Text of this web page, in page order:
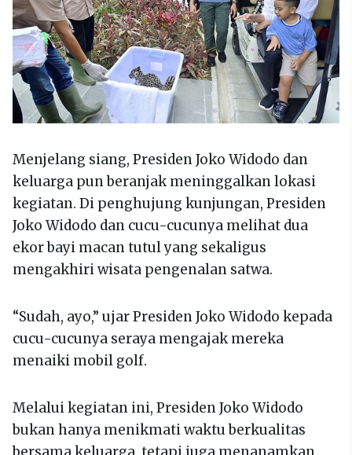
Menjelang siang, Presiden Joko Widodo dan
keluarga pun beranjak meninggalkan lokasi
kegiatan. Di penghujung kunjungan, Presiden
Joko Widodo dan cucu-cucunya melihat dua
ekor bayi macan tutul yang sekaligus
mengakhiri wisata pengenalan satwa.
“Sudah, ayo,” ujar Presiden Joko Widodo kepada
cucu-cucunya seraya mengajak mereka
menaiki mobil golf.
Melalui kegiatan ini, Presiden Joko Widodo
bukan hanya menikmati waktu berkualitas